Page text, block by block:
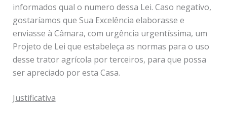
informados qual o numero dessa Lei. Caso negativo,
gostaríamos que Sua Excelência elaborasse e
enviasse à Câmara, com urgência urgentíssima, um
Projeto de Lei que estabeleça as normas para o uso
desse trator agrícola por terceiros, para que possa
ser apreciado por esta Casa.
Justificativa